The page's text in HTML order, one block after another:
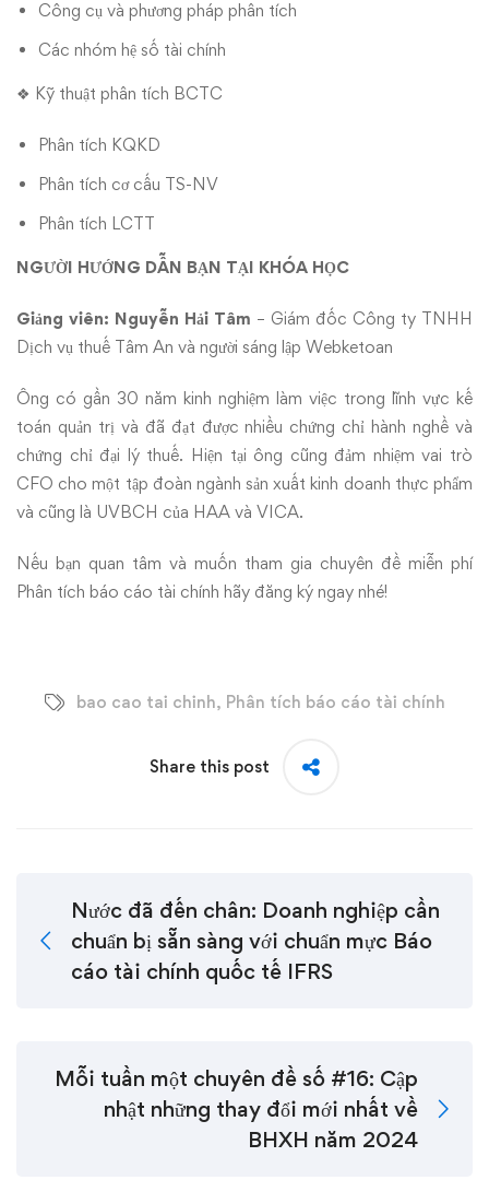
Công cụ và phương pháp phân tích
Các nhóm hệ số tài chính
❖ Kỹ thuật phân tích BCTC
Phân tích KQKD
Phân tích cơ cấu TS-NV
Phân tích LCTT
NGƯỜI HƯỚNG DẪN BẠN TẠI KHÓA HỌC
Giảng viên: Nguyễn Hải Tâm – Giám đốc Công ty TNHH
Dịch vụ thuế Tâm An và người sáng lập Webketoan
Ông có gần 30 năm kinh nghiệm làm việc trong lĩnh vực kế
toán quản trị và đã đạt được nhiều chứng chỉ hành nghề và
chứng chỉ đại lý thuế. Hiện tại ông cũng đảm nhiệm vai trò
CFO cho một tập đoàn ngành sản xuất kinh doanh thực phẩm
và cũng là UVBCH của HAA và VICA.
Nếu bạn quan tâm và muốn tham gia chuyên đề miễn phí
Phân tích báo cáo tài chính hãy đăng ký ngay nhé!
bao cao tai chinh, Phân tích báo cáo tài chính
Share this post
Nước đã đến chân: Doanh nghiệp cần
chuẩn bị sẵn sàng với chuẩn mực Báo
cáo tài chính quốc tế IFRS
Mỗi tuần một chuyên đề số #16: Cập
nhật những thay đổi mới nhất về
BHXH năm 2024